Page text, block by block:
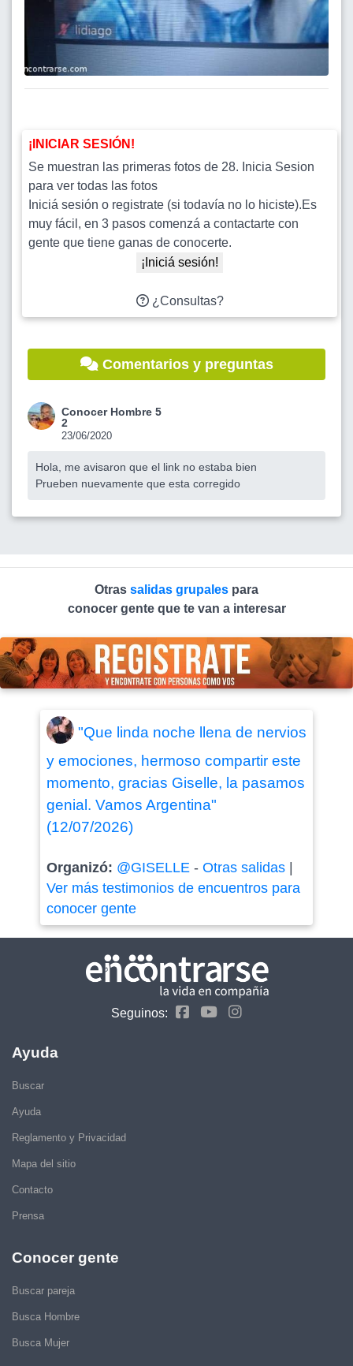
¡INICIAR SESIÓN!
Se muestran las primeras fotos de 28. Inicia Sesion
para ver todas las fotos
Iniciá sesión o registrate (si todavía no lo hiciste).Es
muy fácil, en 3 pasos comenzá a contactarte con
gente que tiene ganas de conocerte.
¡Iniciá sesión!
¿Consultas?
Comentarios y preguntas
Conocer Hombre 5
2
23/06/2020
Hola, me avisaron que el link no estaba bien
Prueben nuevamente que esta corregido
Otras salidas grupales para
conocer gente que te van a interesar
"Que linda noche llena de nervios
y emociones, hermoso compartir este
momento, gracias Giselle, la pasamos
genial. Vamos Argentina"
(12/07/2026)
Organizó: @GISELLE- Otras salidas|
Ver más testimonios de encuentros para
conocer gente
Seguinos:
Ayuda
Buscar
Ayuda
Reglamento y Privacidad
Mapa del sitio
Contacto
Prensa
Conocer gente
Buscar pareja
Busca Hombre
Busca Mujer